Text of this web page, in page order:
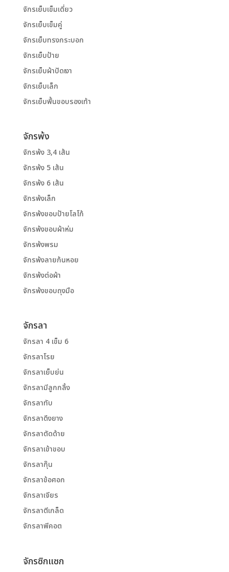
จักรเย็บเข็มเดี่ยว
จักรเย็บเข็มคู่
จักรเย็บทรงกระบอก
จักรเย็บป้าย
จักรเย็บผ้าปัดเงา
จักรเย็บเล็ก
จักรเย็บพื้นขอบรองเท้า
จักรพ้ง
จักรพ้ง 3,4 เส้น
จักรพ้ง 5 เส้น
จักรพ้ง 6 เส้น
จักรพ้งเล็ก
จักรพ้งขอบป้ายโลโก้
จักรพ้งขอบผ้าห่ม
จักรพ้งพรม
จักรพ้งลายก้นหอย
จักรพ้งต่อผ้า
จักรพ้งขอบถุงมือ
จักรลา
จักรลา 4 เข็ม 6
จักรลาโรย
จักรลาเย็บย่น
จักรลามีลูกกลิ้ง
จักรลาทับ
จักรลาดึงยาง
จักรลาตัดด้าย
จักรลาเข้าขอบ
จักรลากุ๊น
จักรลาข้อศอก
จักรลาเจียร
จักรลาตีเกล็ด
จักรลาพีคอต
จักรซิกแซก